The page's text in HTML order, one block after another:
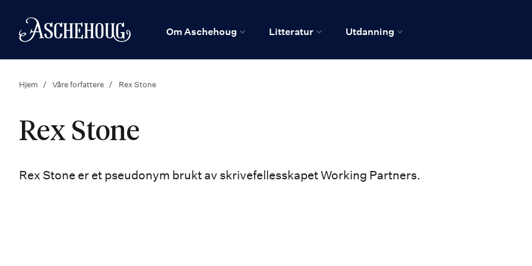
Hjem
Om Aschehoug Litteratur Utdanning
Hjem Våre forfattere Rex Stone
Rex Stone
Rex Stone er et pseudonym brukt av skrivefellesskapet Working Partners.